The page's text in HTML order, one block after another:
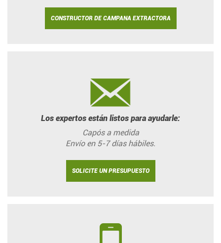
CONSTRUCTOR DE CAMPANA EXTRACTORA
Los expertos están listos para ayudarle:
Capós a medida
Envío en 5-7 días hábiles.
SOLICITE UN PRESUPUESTO